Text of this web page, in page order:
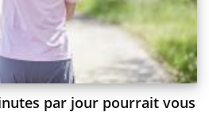
par jour pourrait vous